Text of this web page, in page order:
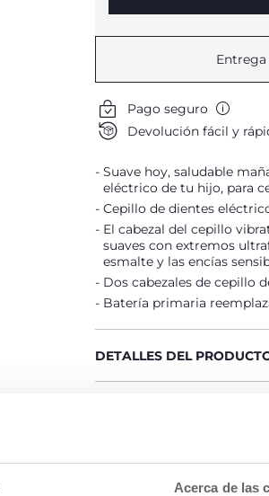
Acerca de las
Pago seguro
Devolución fácil y
Suave hoy, saludable
eléctrico de tu hijo, para
Cepillo de dientes
El cabezal del cepillo
suaves con extremos
esmalte y las encías
Dos cabezales de cepillo
Batería primaria
DETALLES DEL
Buscar una tienda